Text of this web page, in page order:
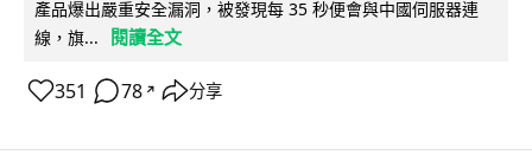
產品爆出嚴重安全漏洞，被發現每 35 秒便會與中國伺服器連
線，旗...
閱讀全文
351 78 ↗ 分享